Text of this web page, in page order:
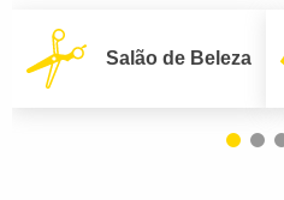
Salão de Beleza